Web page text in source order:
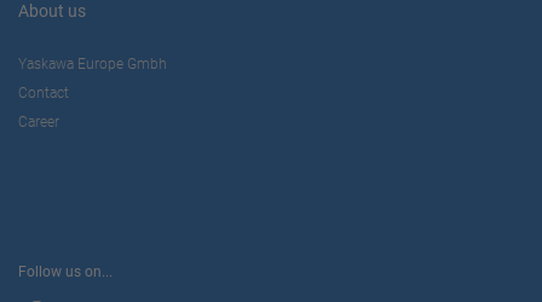
About us
Yaskawa Europe Gmbh
Contact
Career
Follow us on...